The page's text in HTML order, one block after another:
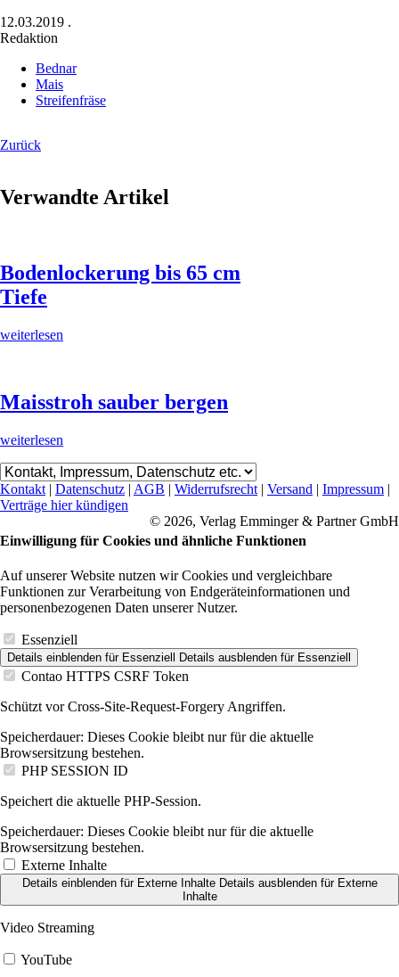
12.03.2019 .
Redaktion
Bednar
Mais
Streifenfräse
Zurück
Verwandte Artikel
Bodenlockerung bis 65 cm
Tiefe
weiterlesen
Maisstroh sauber bergen
weiterlesen
Kontakt| Datenschutz | AGB | Widerrufsrecht| Versand | Impressum |
Verträge hier kündigen
© 2026, Verlag Emminger & Partner GmbH
Einwilligung für Cookies und ähnliche Funktionen
Auf unserer Website nutzen wir Cookies und vergleichbare
Funktionen zur Verarbeitung von Endgeräteinformationen und
personenbezogenen Daten unserer Nutzer.
Essenziell
Details einblenden für Essenziell Details ausblenden für Essenziell
Contao HTTPS CSRF Token
Schützt vor Cross-Site-Request-Forgery Angriffen.
Speicherdauer: Dieses Cookie bleibt nur für die aktuelle
Browsersitzung bestehen.
PHP SESSION ID
Speichert die aktuelle PHP-Session.
Speicherdauer: Dieses Cookie bleibt nur für die aktuelle
Browsersitzung bestehen.
Externe Inhalte
Details einblendenfür Externe Inhalte Details ausblendenfür Externe
Inhalte
Video Streaming
YouTube